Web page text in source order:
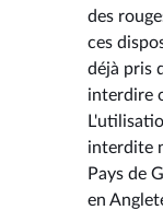
des
ces
déjà pris
interdire
interdite
Pays de
en